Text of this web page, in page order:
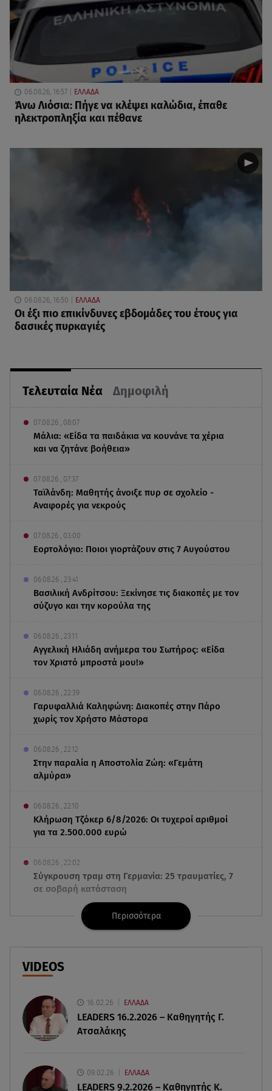
Τελευταία Νέα Δημοφιλή
07.08.26 , 08:07
Μάλια: «Είδα τα παιδάκια να κουνάνε τα χέρια
και να ζητάνε βοήθεια»
07.08.26 , 07:37
Ταϊλάνδη: Μαθητής άνοιξε πυρ σε σχολείο -
Αναφορές για νεκρούς
07.08.26 , 03:00
Εορτολόγιο: Ποιοι γιορτάζουν στις 7 Αυγούστου
06.08.26 , 23:41
Βασιλική Ανδρίτσου: Ξεκίνησε τις διακοπές με τον
σύζυγο και την κορούλα της
06.08.26 , 23:11
Αγγελική Ηλιάδη ανήμερα του Σωτήρος: «Είδα
τον Χριστό μπροστά μου!»
06.08.26 , 22:39
Γαρυφαλλιά Καληφώνη: Διακοπές στην Πάρο
χωρίς τον Χρήστο Μάστορα
06.08.26 , 22:12
Στην παραλία η Αποστολία Ζώη: «Γεμάτη
αλμύρα»
06.08.26 , 22:10
Κλήρωση Τζόκερ 6/8/2026: Οι τυχεροί αριθμοί
για τα 2.500.000 ευρώ
06.08.26 , 22:02
Σύγκρουση τραμ στη Γερμανία: 25 τραυματίες, 7
σε σοβαρή κατάσταση
06.08.26 , 21:59
Νέες τουρκικές προκλήσεις στο Αιγαίο -
Αερομαχία με ελληνικά F-16
06.08.26 , 21:31
στα social media
06.08.26 , 21:22
06.08.26 , 21:07
Περισσότερα
VIDEOS
16.02.26 ΕΛΛΑΔΑ
LEADERS 16.2.2026 – Καθηγητής Γ.
Ατσαλάκης
09.02.26 ΕΛΛΑΔΑ
LEADERS 9.2.2026 – Καθηγητής Κ.
06.08.26, 16:57 ΕΛΛΑΔΑ
Άνω Λιόσια: Πήγε να κλέψει καλώδια, έπαθε
ηλεκτροπληξία και πέθανε
06.08.26, 16:50 ΕΛΛΑΔΑ
Οι έξι πιο επικίνδυνες εβδομάδες του έτους για
δασικές πυρκαγιές